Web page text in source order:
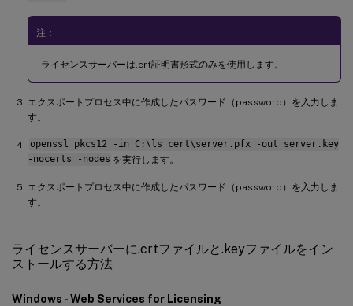
注：
ライセンスサーバーは.crt証明書形式のみを使用します。
エクスポートプロセス中に作成したパスワード（password）を入力しま
す。
openssl pkcs12 -in C:\ls_cert\server.pfx -out server.key
-nocerts -nodes を実行します。
エクスポートプロセス中に作成したパスワード（password）を入力しま
す。
ライセンスサーバーに.crtファイルと.keyファイルをイン
ストールする方法
Windows - Web Services for Licensing